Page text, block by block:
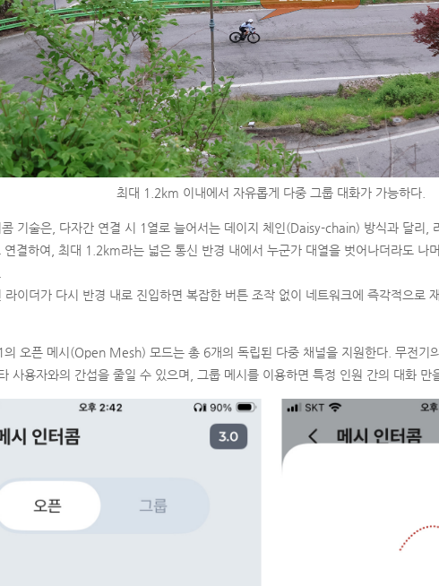
최대 1.2km 이내에서 자유롭게 다중 그룹 대화가 가능하다.
기술은, 다자간 연결 시 1열로 늘어서는 데이지 체인(Daisy-chain) 방식과 달리,
결하여, 최대 1.2km라는 넓은 통신 반경 내에서 누군가 대열을 벗어나더라도 나
라이더가 다시 반경 내로 진입하면 복잡한 버튼 조작 없이 네트워크에 즉각적으로
의 오픈 메시(Open Mesh) 모드는 총 6개의 독립된 다중 채널을 지원한다. 무전기
사용자와의 간섭을 줄일 수 있으며, 그룹 메시를 이용하면 특정 인원 간의 대화 만